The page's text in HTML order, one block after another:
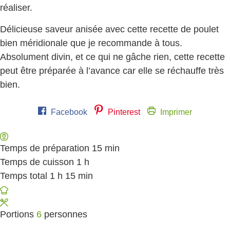
réaliser.
Délicieuse saveur anisée avec cette recette de poulet
bien méridionale que je recommande à tous.
Absolument divin, et ce qui ne gâche rien, cette recette
peut être préparée à l’avance car elle se réchauffe très
bien.
Facebook Pinterest Imprimer
Temps de préparation 15 minutes
min
Temps de cuisson 1 heure
h
Temps total 1 heure
h 15 minutes
min
Portions 6 personnes